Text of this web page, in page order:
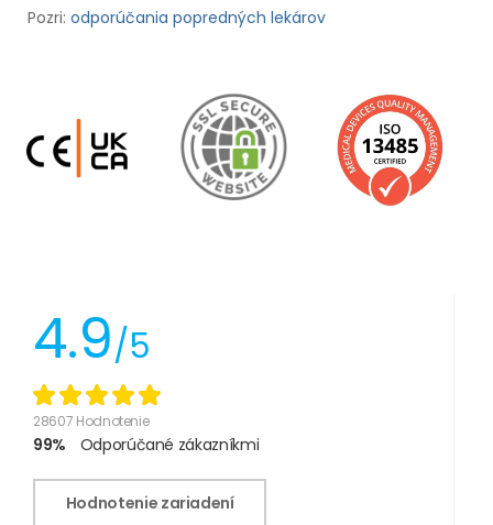
Pozri: odporúčania popredných lekárov
4.9/5
28607 Hodnotenie
99% Odporúčané zákazníkmi
Hodnotenie zariadení